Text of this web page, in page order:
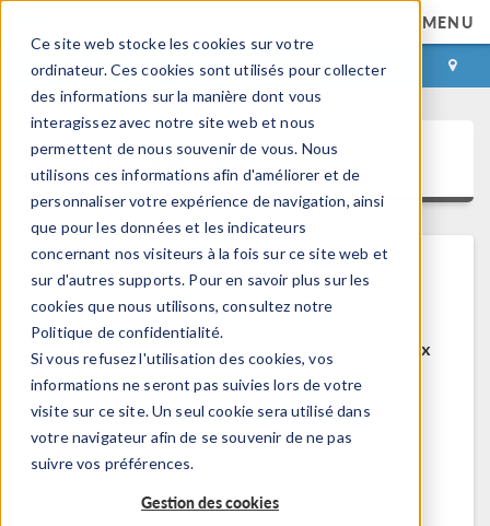
Ce site web stocke les cookies sur votre
ordinateur. Ces cookies sont utilisés pour collecter
des informations sur la manière dont vous
interagissez avec notre site web et nous
permettent de nous souvenir de vous. Nous
utilisons ces informations afin d'améliorer et de
personnaliser votre expérience de navigation, ainsi
que pour les données et les indicateurs
concernant nos visiteurs à la fois sur ce site web et
sur d'autres supports. Pour en savoir plus sur les
cookies que nous utilisons, consultez notre
Politique de confidentialité.
Si vous refusez l'utilisation des cookies, vos
informations ne seront pas suivies lors de votre
visite sur ce site. Un seul cookie sera utilisé dans
votre navigateur afin de se souvenir de ne pas
suivre vos préférences.
Gestion des cookies
MENU
CONNEXION CONTACT
COMSOL Access
Bienvenue sur COMSOL Access
COMSOL Access est un service disponible aux
utilisateurs et contacts.
Bénéfices:
Modifier les informations de contact et de
Contacter le support technique